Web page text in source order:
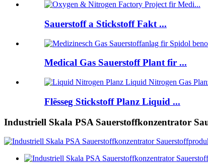
Sauerstoff a Stickstoff Fakt ...
Medical Gas Sauerstoff Plant fir ...
Flësseg Stickstoff Planz Liquid ...
Industriell Skala PSA Sauerstoffkonzentrator